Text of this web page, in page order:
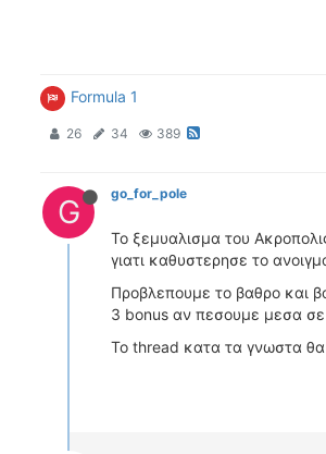
Formula 1
26 34 389
G go_for_pole
Το ξεμυαλισμα του
γιατι καθυστερησε το
Προβλεπουμε το βαθρο και
3 bonus αν πεσουμε μεσα
Το thread κατα τα γνωστα θα